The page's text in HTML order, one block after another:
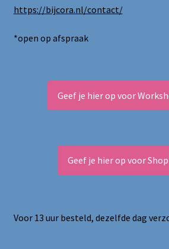
https://bijcora.nl/contact/
*open op afspraak
Geef je hier op voor
Geef je hier op voor
Voor 13 uur besteld, dezelfde dag